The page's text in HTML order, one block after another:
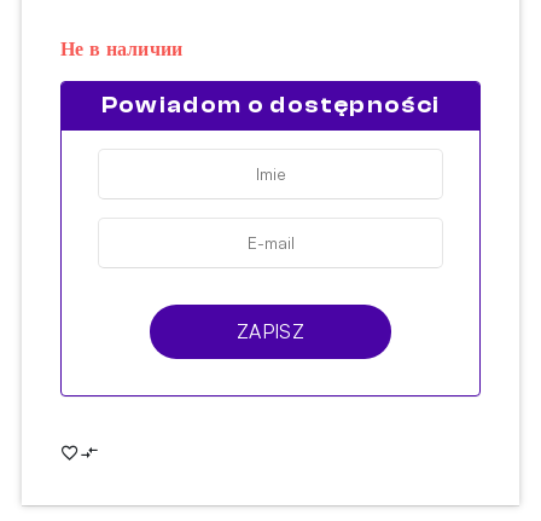
Не в наличии
Powiadom o dostępności
ZAPISZ